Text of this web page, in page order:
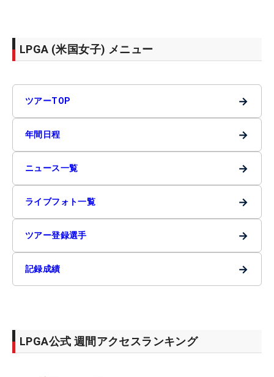
LPGA (米国女子) メニュー
ツアーTOP →
年間日程 →
ニュース一覧 →
ライブフォト一覧 →
ツアー登録選手 →
記録成績 →
LPGA公式 週間アクセスランキング